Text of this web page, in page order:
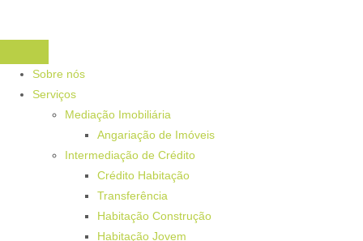
Sobre nós
Serviços
Mediação Imobiliária
Angariação de Imóveis
Intermediação de Crédito
Crédito Habitação
Transferência
Habitação Construção
Habitação Jovem